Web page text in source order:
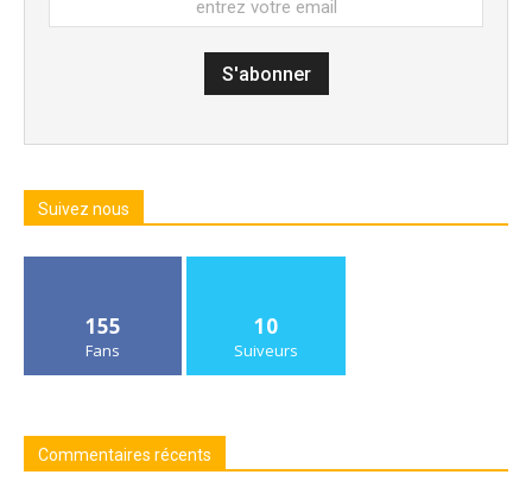
Suivez nous
155
Fans
10
Suiveurs
Commentaires récents